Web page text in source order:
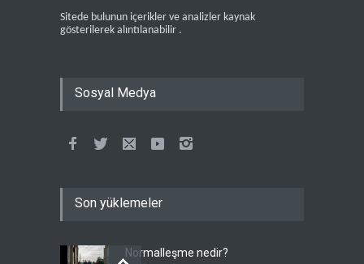
Sitede bulunun içerikler ve analizler kaynak
gösterilerek alıntılanabilir .
Sosyal Medya
Son yüklemeler
Normalleşme nedir?